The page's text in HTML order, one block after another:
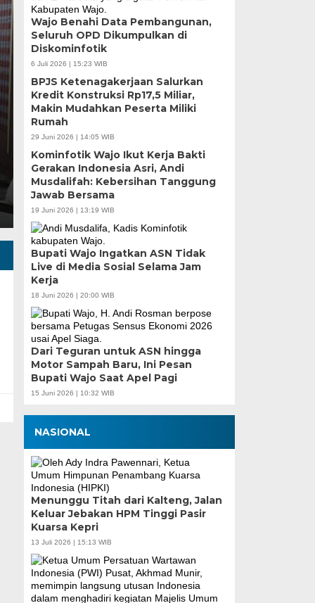
Dubes Singapura
Munafri, Bahas
ASN hingga
Rabu, 5 Agu 2026 - 18:31 WIB
MEDIASINERGI.CO MAKASSAR — Wali Kota
Duta Besar Singapura untuk Indonesia, Kwok…
Wajo Benahi Data Pembangunan,
Seluruh OPD Dikumpulkan di
Diskominfotik
6 Juli 2026 | 15:23 WIB
BPJS Ketenagakerjaan Salurkan
Kredit Konstruksi Rp17,5 Miliar,
Makin Mudahkan Peserta Miliki
Rumah
29 Juni 2026 | 14:05 WIB
Kominfotik Wajo Ikut Kerja Bakti
Gerakan Indonesia Asri, Andi
Musdalifah: Kebersihan Tanggung
Jawab Bersama
19 Juni 2026 | 13:19 WIB
Bupati Wajo Ingatkan ASN Tidak
Live di Media Sosial Selama Jam
Kerja
18 Juni 2026 | 20:00 WIB
Dari Teguran untuk ASN hingga
Motor Sampah Baru, Ini Pesan
Bupati Wajo Saat Apel Pagi
15 Juni 2026 | 10:32 WIB
NASIONAL
Menunggu Titah dari Kalteng, Jalan
Keluar Jebakan HPM Tinggi Pasir
Kuarsa Kepri
13 Juli 2026 | 15:13 WIB